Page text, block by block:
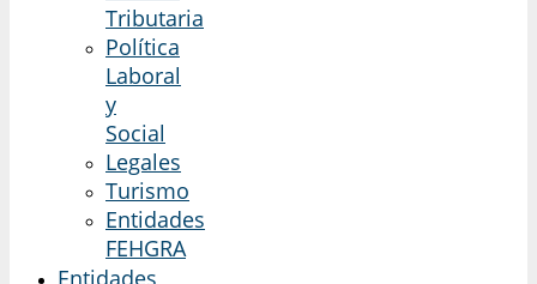
Tributaria
Política
Laboral
y
Social
Legales
Turismo
Entidades
FEHGRA
Entidades